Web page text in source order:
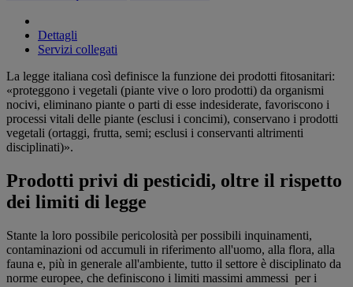
Dettagli
Servizi collegati
La legge italiana così definisce la funzione dei prodotti fitosanitari:
«proteggono i vegetali (piante vive o loro prodotti) da organismi
nocivi, eliminano piante o parti di esse indesiderate, favoriscono i
processi vitali delle piante (esclusi i concimi), conservano i prodotti
vegetali (ortaggi, frutta, semi; esclusi i conservanti altrimenti
disciplinati)».
Prodotti privi di pesticidi, oltre il rispetto
dei limiti di legge
Stante la loro possibile pericolosità per possibili inquinamenti,
contaminazioni od accumuli in riferimento all'uomo, alla flora, alla
fauna e, più in generale all'ambiente, tutto il settore è disciplinato da
norme europee, che definiscono i limiti massimi ammessi per i